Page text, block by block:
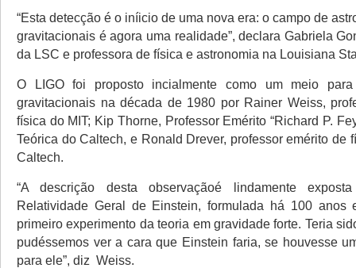
“Esta detecção é o iníicio de uma nova era: o campo de
gravitacionais é agora uma realidade”, declara Gabriela
da LSC e professora de física e astronomia na Louisiana
O LIGO foi proposto incialmente como um meio para
gravitacionais na década de 1980 por Rainer Weiss,
física do MIT; Kip Thorne, Professor Emérito “Richard P.
Teórica do Caltech, e Ronald Drever, professor emérito de
Caltech.
“A descrição desta observaçãoé lindamente
Relatividade Geral de Einstein, formulada há 100 anos
primeiro experimento da teoria em gravidade forte. Teria
pudéssemos ver a cara que Einstein faria, se houvesse
para ele”, diz Weiss.